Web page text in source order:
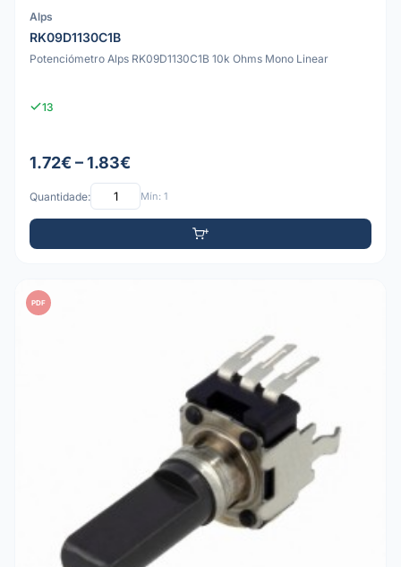
Alps
RK09D1130C1B
Potenciómetro Alps RK09D1130C1B 10k Ohms Mono Linear
13
1.72€ – 1.83€
Quantidade: Mín: 1
PDF